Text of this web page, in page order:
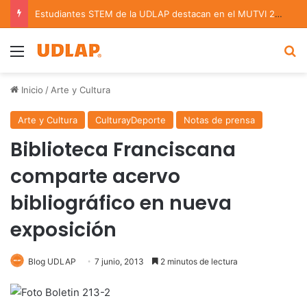
Estudiantes STEM de la UDLAP destacan en el MUTVI 2026
Menu
Inicio / Arte y Cultura
Arte y Cultura CulturayDeporte Notas de prensa
Biblioteca Franciscana
comparte acervo
bibliográfico en nueva
exposición
Blog UDLAP 7 junio, 2013 2 minutos de lectura